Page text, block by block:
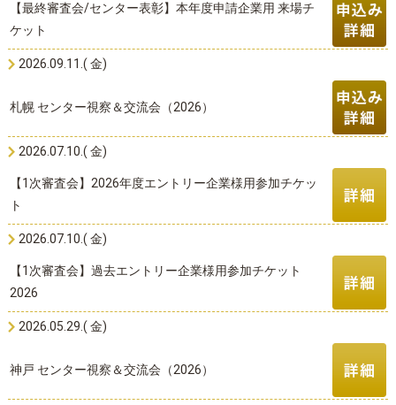
【最終審査会/センター表彰】本年度申請企業用 来場チ
ケット
2026.09.11.( 金)
札幌 センター視察＆交流会（2026）
2026.07.10.( 金)
【1次審査会】2026年度エントリー企業様用参加チケッ
ト
2026.07.10.( 金)
【1次審査会】過去エントリー企業様用参加チケット
2026
2026.05.29.( 金)
神戸 センター視察＆交流会（2026）